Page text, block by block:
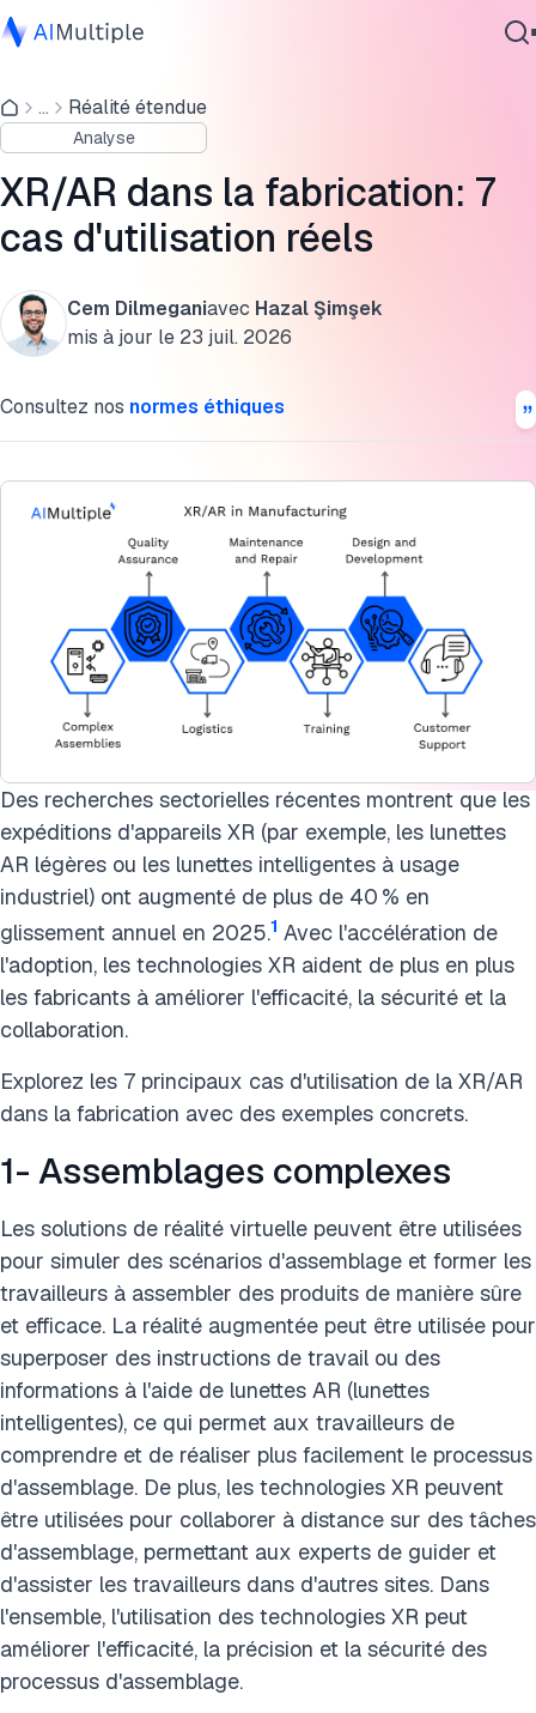
IA agentique
cybersécurité
Données
Logiciel d'entreprise
Services
... Réalité étendue
Analyse
XR/AR dans la fabrication: 7
cas d'utilisation réels
Cem Dilmeganiavec Hazal Şimşek
mis à jour le 23 juil. 2026
Consultez nos normes éthiques
Des recherches sectorielles récentes montrent que les
expéditions d'appareils XR (par exemple, les lunettes
AR légères ou les lunettes intelligentes à usage
industriel) ont augmenté de plus de 40 % en
glissement annuel en 2025.1 Avec l'accélération de
l'adoption, les technologies XR aident de plus en plus
les fabricants à améliorer l'efficacité, la sécurité et la
collaboration.
Explorez les 7 principaux cas d'utilisation de la XR/AR
dans la fabrication avec des exemples concrets.
1- Assemblages complexes
Les solutions de réalité virtuelle peuvent être utilisées
pour simuler des scénarios d'assemblage et former les
travailleurs à assembler des produits de manière sûre
et efficace. La réalité augmentée peut être utilisée pour
superposer des instructions de travail ou des
informations à l'aide de lunettes AR (lunettes
intelligentes), ce qui permet aux travailleurs de
comprendre et de réaliser plus facilement le processus
d'assemblage. De plus, les technologies XR peuvent
être utilisées pour collaborer à distance sur des tâches
d'assemblage, permettant aux experts de guider et
d'assister les travailleurs dans d'autres sites. Dans
l'ensemble, l'utilisation des technologies XR peut
améliorer l'efficacité, la précision et la sécurité des
processus d'assemblage.
2- Assurance qualité
4- Maintenance et réparation
6- Conception et développement
Citer cette recherche